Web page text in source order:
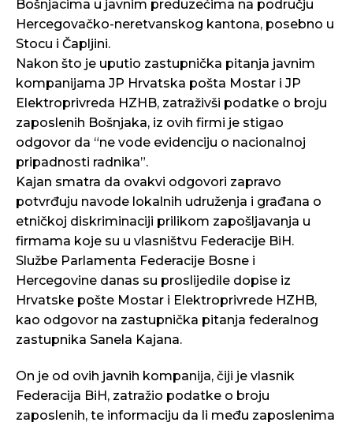
Bošnjacima u javnim preduzećima na području
Hercegovačko-neretvanskog kantona, posebno u
Stocu i Čapljini.
Nakon što je uputio zastupnička pitanja javnim
kompanijama JP Hrvatska pošta Mostar i JP
Elektroprivreda HZHB, zatraživši podatke o broju
zaposlenih Bošnjaka, iz ovih firmi je stigao
odgovor da “ne vode evidenciju o nacionalnoj
pripadnosti radnika”.
Kajan smatra da ovakvi odgovori zapravo
potvrđuju navode lokalnih udruženja i građana o
etničkoj diskriminaciji prilikom zapošljavanja u
firmama koje su u vlasništvu Federacije BiH.
Službe Parlamenta Federacije Bosne i
Hercegovine danas su proslijedile dopise iz
Hrvatske pošte Mostar i Elektroprivrede HZHB,
kao odgovor na zastupnička pitanja federalnog
zastupnika Sanela Kajana.
On je od ovih javnih kompanija, čiji je vlasnik
Federacija BiH, zatražio podatke o broju
zaposlenih, te informaciju da li među zaposlenima